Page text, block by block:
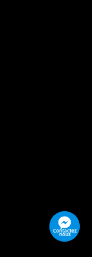
Contactez
nous